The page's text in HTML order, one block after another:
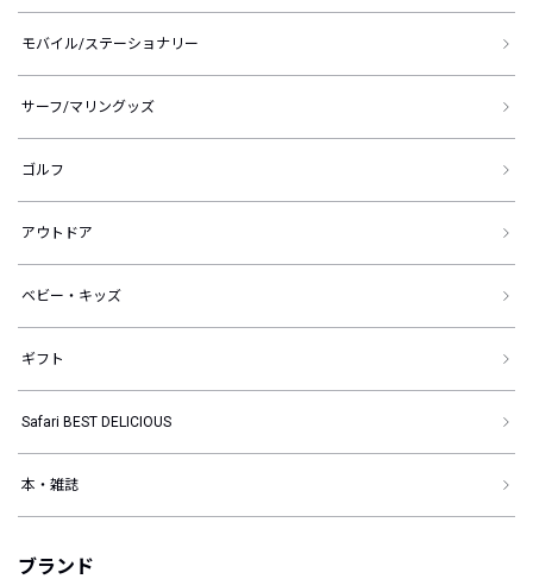
モバイル/ステーショナリー
サーフ/マリングッズ
ゴルフ
アウトドア
ベビー・キッズ
ギフト
Safari BEST DELICIOUS
本・雑誌
ブランド